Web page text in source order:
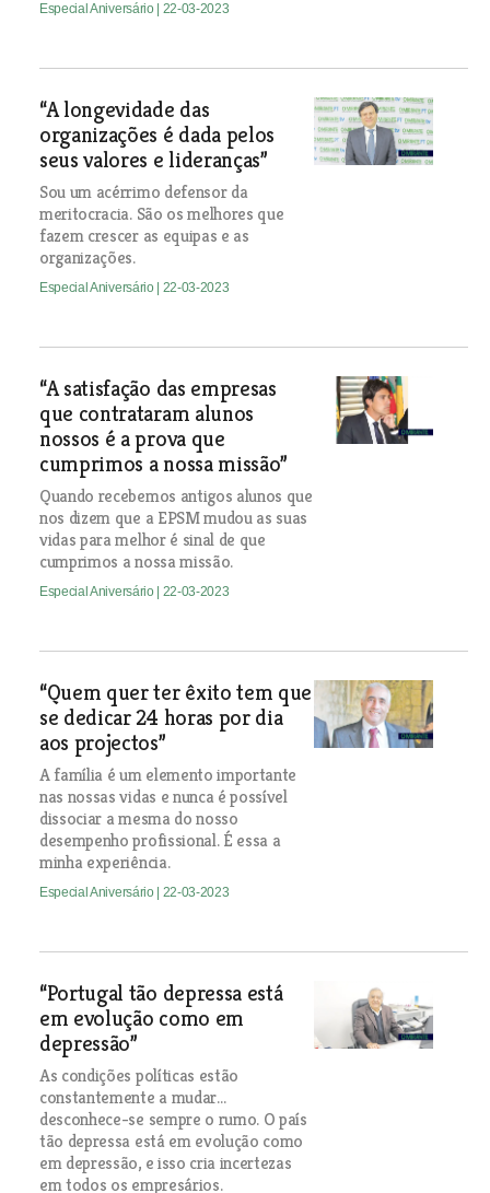
Especial Aniversário | 22-03-2023
“A longevidade das
organizações é dada pelos
seus valores e lideranças”
Sou um acérrimo defensor da
meritocracia. São os melhores que
fazem crescer as equipas e as
organizações.
Especial Aniversário | 22-03-2023
“A satisfação das empresas
que contrataram alunos
nossos é a prova que
cumprimos a nossa missão”
Quando recebemos antigos alunos que
nos dizem que a EPSM mudou as suas
vidas para melhor é sinal de que
cumprimos a nossa missão.
Especial Aniversário | 22-03-2023
“Quem quer ter êxito tem que
se dedicar 24 horas por dia
aos projectos”
A família é um elemento importante
nas nossas vidas e nunca é possível
dissociar a mesma do nosso
desempenho profissional. É essa a
minha experiência.
Especial Aniversário | 22-03-2023
“Portugal tão depressa está
em evolução como em
depressão”
As condições políticas estão
constantemente a mudar…
desconhece-se sempre o rumo. O país
tão depressa está em evolução como
em depressão, e isso cria incertezas
em todos os empresários.